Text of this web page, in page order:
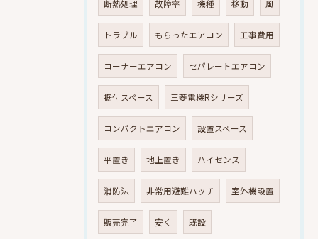
断熱処理 故障率 機種 移動 風
トラブル もらったエアコン 工事費用
コーナーエアコン セパレートエアコン
据付スペース 三菱電機Rシリーズ
コンパクトエアコン 設置スペース
平置き 地上置き ハイセンス
消防法 非常用避難ハッチ 室外機設置
販売完了 安く 既設